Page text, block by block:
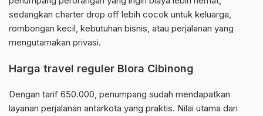
sedangkan charter drop off lebih cocok untuk keluarga,
rombongan kecil, kebutuhan bisnis, atau perjalanan yang
mengutamakan privasi.
Harga travel reguler Blora Cibinong
Dengan tarif 650.000, penumpang sudah mendapatkan
layanan perjalanan antarkota yang praktis. Nilai utama dari